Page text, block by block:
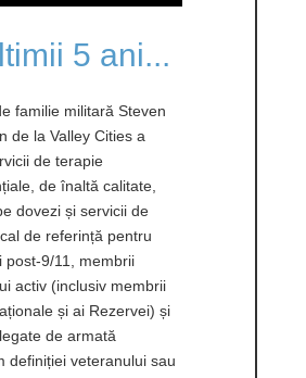
5 ani...
familie militară Steven
de la Valley Cities a
de terapie
de înaltă calitate,
dovezi și servicii de
de referință pentru
post-9/11, membrii
activ (inclusiv membrii
și ai Rezervei) și
de armată
definiției veteranului sau